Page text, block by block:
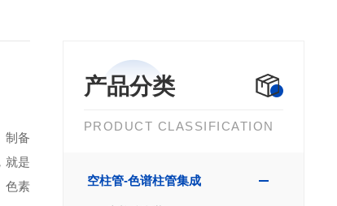
产品分类
PRODUCT CLASSIFICATION
空柱管-色谱柱管集成
制备
就是
色素